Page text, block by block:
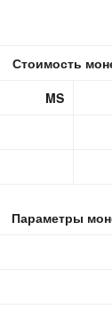
Стоимость
MS
Параметры